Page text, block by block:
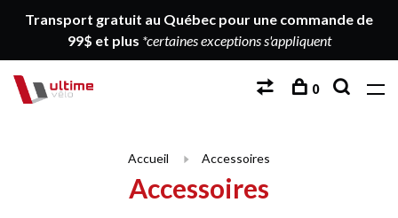
Transport gratuit au Québec pour une commande de
99$ et plus *certaines exceptions s'appliquent
0
Accueil Accessoires
Accessoires